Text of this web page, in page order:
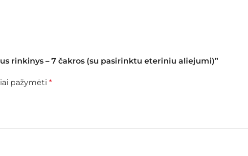
rinkinys – 7 čakros (su pasirinktu eteriniu aliejumi)”
pažymėti *